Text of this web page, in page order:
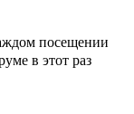
посещении
в этот раз